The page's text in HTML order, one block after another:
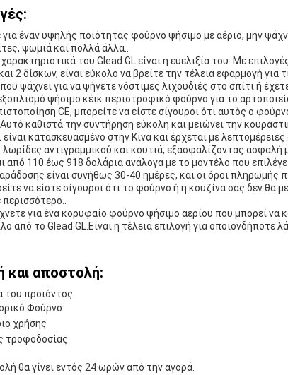
έναν υψηλής ποιότητας φούρνο ψήσιμο με αέριο, μην
ψωμιά και πολλά άλλα..
του Glead GL είναι η ευελιξία του. Με
2 δίσκων, είναι εύκολο να βρείτε την τέλεια εφαρμογή για
ψάχνει για να ψήνετε νόστιμες λιχουδιές στο σπίτι ή
ψήσιμο κέικ περιστροφικό φούρνο για το
CE, μπορείτε να είστε σίγουροι ότι αυτός ο
καθιστά την συντήρηση εύκολη και μειώνει την
είναι κατασκευασμένο στην Κίνα και έρχεται με
λωρίδες αντιγραμμικού και κουτιά, εξασφαλίζοντας
από 110 έως 918 δολάρια ανάλογα με το μοντέλο που
είναι συνήθως 30-40 ημέρες, και οι όροι πληρωμής
να είστε σίγουροι ότι το φούρνο ή η κουζίνα σας δεν θα
για ένα κορυφαίο φούρνο ψήσιμο αερίου που μπορεί να
από το Glead GL.Είναι η τέλεια επιλογή για οποιονδήποτε
και αποστολή:
του προϊόντος:
Φούρνο
χρήσης
τροφοδοσίας
θα γίνει εντός 24 ωρών από την αγορά.